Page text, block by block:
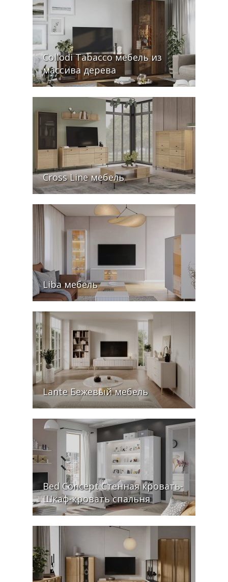
Collodi Tabacco мебель из
массива дерева
Cross Line мебель
Liba мебель
Lante Бежевый мебель
Bed Concept Стенная кровать-
Шкаф-кровать cпальня